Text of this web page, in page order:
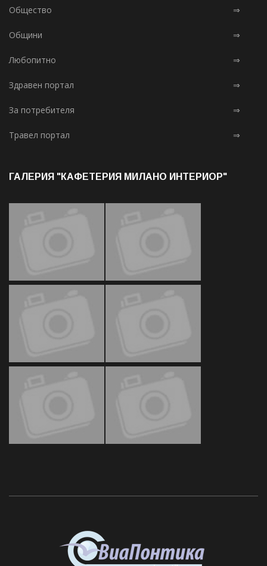
Общество ⇒
Общини ⇒
Любопитно ⇒
Здравен портал ⇒
За потребителя ⇒
Травел портал ⇒
ГАЛЕРИЯ "КАФЕТЕРИЯ МИЛАНО ИНТЕРИОР"